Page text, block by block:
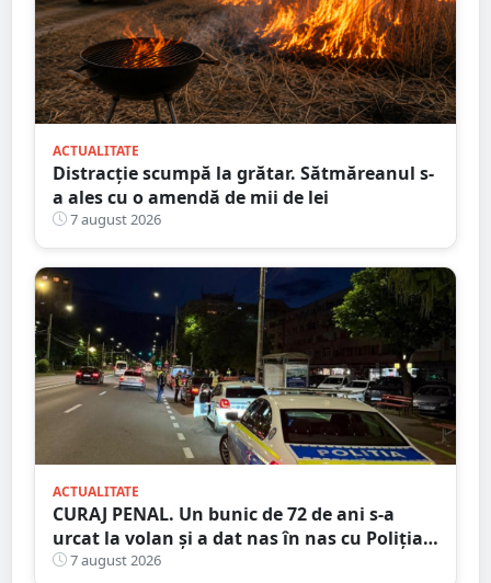
ACTUALITATE
Distracție scumpă la grătar. Sătmăreanul s-
a ales cu o amendă de mii de lei
7 august 2026
ACTUALITATE
CURAJ PENAL. Un bunic de 72 de ani s-a
urcat la volan și a dat nas în nas cu Poliția
Satu Mare
7 august 2026